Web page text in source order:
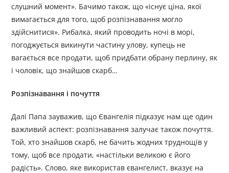
слушний момент». Бачимо також, що «існує ціна, якої
вимагається для того, щоб розпізнавання могло
здійснитися». Рибалка, який проводить ночі в морі,
погоджується викинути частину улову, купець не
вагається все продати, щоб придбати обрану перлину, як
і чоловік, що знайшов скарб…
Розпізнавання і почуття
Далі Папа зауважив, що Євангелія підказує нам ще один
важливий аспект: розпізнавання залучає також почуття.
Той, хто знайшов скарб, не бачить жодних труднощів у
тому, щоб все продати, «настільки великою є його
радість». Слово, яке використав євангелист, вказує на